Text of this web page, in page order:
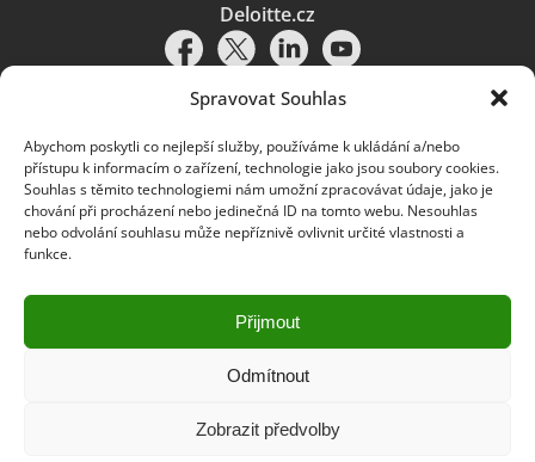
Spravovat Souhlas
Abychom poskytli co nejlepší služby, používáme k ukládání a/nebo
přístupu k informacím o zařízení, technologie jako jsou soubory cookies.
Souhlas s těmito technologiemi nám umožní zpracovávat údaje, jako je
chování při procházení nebo jedinečná ID na tomto webu. Nesouhlas
nebo odvolání souhlasu může nepříznivě ovlivnit určité vlastnosti a
funkce.
Přijmout
Odmítnout
Zobrazit předvolby
Deloitte.cz
Pravidla používání|Ochrana osobních údajů|Soubory cookies |
Deloitte.cz
© 2026. Více informací najdete vPravidlech používání.
Deloitte označuje jednu či více společností globální sítě členských
a přidružené subjekty (souhrnně „organizace Deloitte“). Společnost DTTL
(rovněž označovaná jako „Deloitte Global“) a každá z jejích členských
společností a jejich přidružených subjektů je samostatným a nezávislým
právním subjektem, který není oprávněn zavazovat nebo přijímat závazky
za jinou z těchto členských společností a jejich přidružených subjektů ve
pochybení, nikoli za jednání či pochybení jiných členských společností či